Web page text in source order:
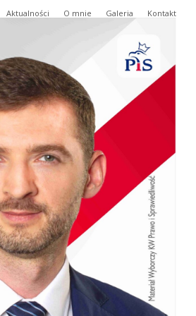
Aktualności O mnie Galeria Kontakt